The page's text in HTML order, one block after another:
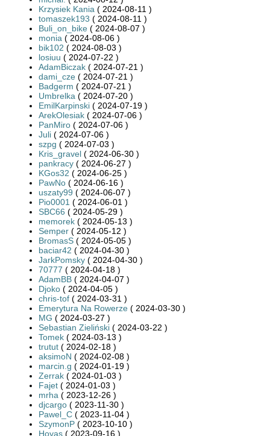
Krzysiek Kania ( 2024-08-11 )
tomaszek193 ( 2024-08-11 )
Buli_on_bike ( 2024-08-07 )
monia ( 2024-08-06 )
bik102 ( 2024-08-03 )
losiuu ( 2024-07-22 )
AdamBiczak ( 2024-07-21 )
dami_cze ( 2024-07-21 )
Badgerm ( 2024-07-21 )
Umbrelka ( 2024-07-20 )
EmilKarpinski ( 2024-07-19 )
ArekOlesiak ( 2024-07-06 )
PanMiro ( 2024-07-06 )
Juli ( 2024-07-06 )
szpg ( 2024-07-03 )
Kris_gravel ( 2024-06-30 )
pankracy ( 2024-06-27 )
KGos32 ( 2024-06-25 )
PawNo ( 2024-06-16 )
uszaty99 ( 2024-06-07 )
Pio0001 ( 2024-06-01 )
SBC66 ( 2024-05-29 )
memorek ( 2024-05-13 )
Semper ( 2024-05-12 )
BromasS ( 2024-05-05 )
baciar42 ( 2024-04-30 )
JarkPomsky ( 2024-04-30 )
70777 ( 2024-04-18 )
AdamBB ( 2024-04-07 )
Djoko ( 2024-04-05 )
chris-tof ( 2024-03-31 )
Emerytura Na Rowerze ( 2024-03-30 )
MG ( 2024-03-27 )
Sebastian Zieliński ( 2024-03-22 )
Tomek ( 2024-03-13 )
trutut ( 2024-02-18 )
aksimoN ( 2024-02-08 )
marcin.g ( 2024-01-19 )
Zerrak ( 2024-01-03 )
Fajet ( 2024-01-03 )
mrha ( 2023-12-26 )
djcargo ( 2023-11-30 )
Pawel_C ( 2023-11-04 )
SzymonP ( 2023-10-10 )
Hoyas ( 2023-09-16 )